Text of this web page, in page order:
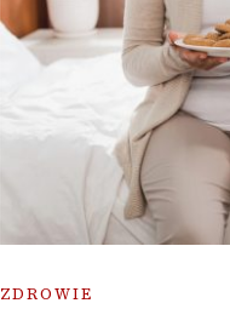
ZDROWIE